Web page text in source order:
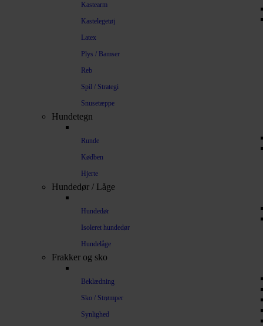
Kastearm
Kastelegetøj
Latex
Plys / Bamser
Reb
Spil / Strategi
Snusetæppe
Hundetegn
Runde
Kødben
Hjerte
Hundedør / Låge
Hundedør
Isoleret hundedør
Hundelåge
Frakker og sko
Beklædning
Sko / Strømper
Synlighed